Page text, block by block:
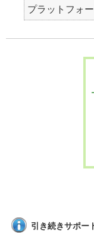
プラットフォー
引き続きサポー